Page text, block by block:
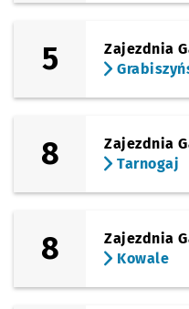
5
Zajezdnia
8
Zajezdnia
Tarnogaj
8
Zajezdnia
Kowale